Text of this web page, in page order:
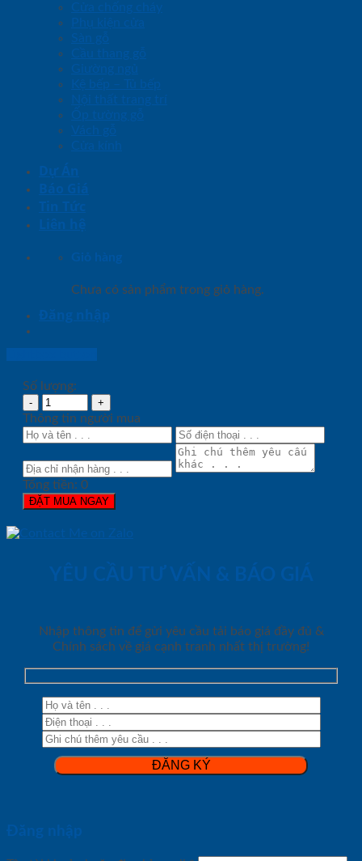
Cửa chống cháy
Phụ kiện cửa
Sàn gỗ
Cầu thang gỗ
Giường ngủ
Kệ bếp – Tủ bếp
Nội thất trang trí
Ốp tường gỗ
Vách gỗ
Cửa kính
Dự Án
Báo Giá
Tin Tức
Liên hệ
Giỏ hàng
Chưa có sản phẩm trong giỏ hàng.
Đăng nhập
Số lượng:
Thông tin người mua
Tổng tiền: 0
ĐẶT MUA NGAY
YÊU CẦU TƯ VẤN & BÁO GIÁ
Nhập thông tin để gửi yêu cầu tải báo giá đầy đủ &
Chính sách về giá cạnh tranh nhất thị trường!
Đăng nhập